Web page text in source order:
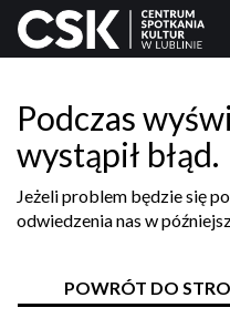
Podczas
wystąpił błąd.
Jeżeli problem będzie się
odwiedzenia nas w
POWRÓT DO